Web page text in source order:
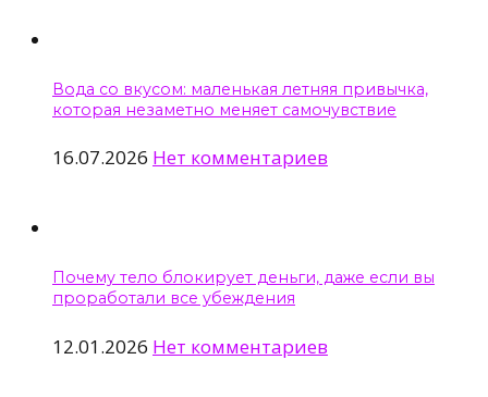
Вода со вкусом: маленькая летняя привычка,
которая незаметно меняет самочувствие
16.07.2026 Нет комментариев
Почему тело блокирует деньги, даже если вы
проработали все убеждения
12.01.2026 Нет комментариев